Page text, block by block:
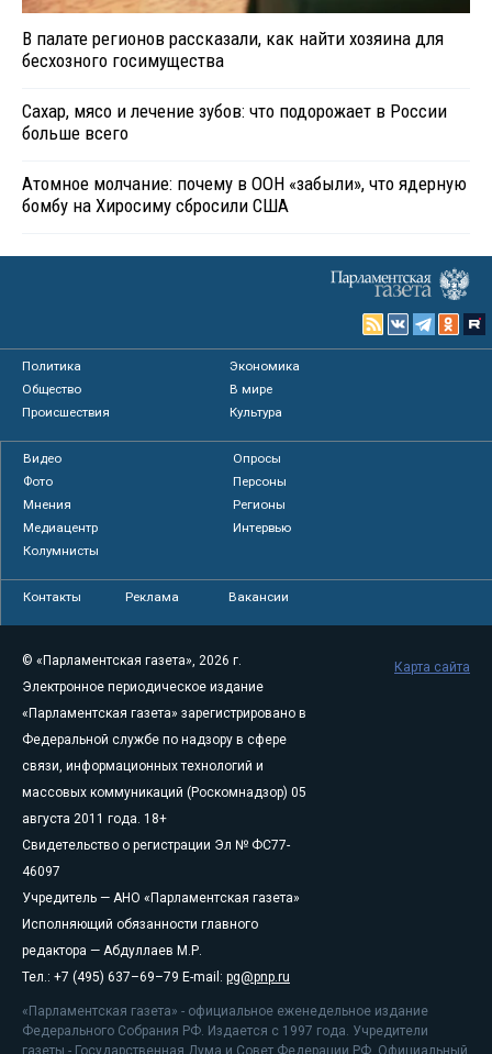
В палате регионов рассказали, как найти хозяина для
бесхозного госимущества
Сахар, мясо и лечение зубов: что подорожает в России
больше всего
Атомное молчание: почему в ООН «забыли», что ядерную
бомбу на Хиросиму сбросили США
Политика
Экономика
Общество
В мире
Происшествия
Культура
Видео
Опросы
Фото
Персоны
Мнения
Регионы
Медиацентр
Интервью
Колумнисты
Контакты Реклама Вакансии
© «Парламентская газета», 2026 г.
Электронное периодическое издание
«Парламентская газета» зарегистрировано в
Федеральной службе по надзору в сфере
связи, информационных технологий и
массовых коммуникаций (Роскомнадзор) 05
августа 2011 года. 18+
Свидетельство о регистрации Эл № ФС77-
46097
Учредитель — АНО «Парламентская газета»
Исполняющий обязанности главного
редактора — Абдуллаев М.Р.
Тел.: +7 (495) 637–69–79 E-mail: pg@pnp.ru
«Парламентская газета» - официальное еженедельное издание
Федерального Собрания РФ. Издается с 1997 года. Учредители
газеты - Государственная Дума и Совет Федерации РФ. Официальный
Карта сайта